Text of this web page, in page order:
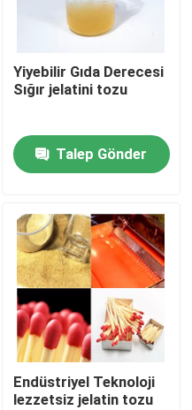
Yiyebilir Gıda Derecesi
Sığır jelatini tozu
Talep Gönder
Endüstriyel Teknoloji
lezzetsiz jelatin tozu